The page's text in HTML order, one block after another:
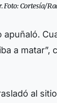
Cortesía/
a matar”,
al